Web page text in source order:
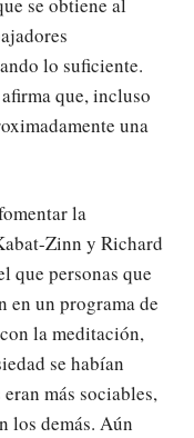
lo suficiente.
que, incluso
una
la
Zinn y Richard
que personas que
en un programa de
la meditación,
se habían
más sociables,
los demás. Aún